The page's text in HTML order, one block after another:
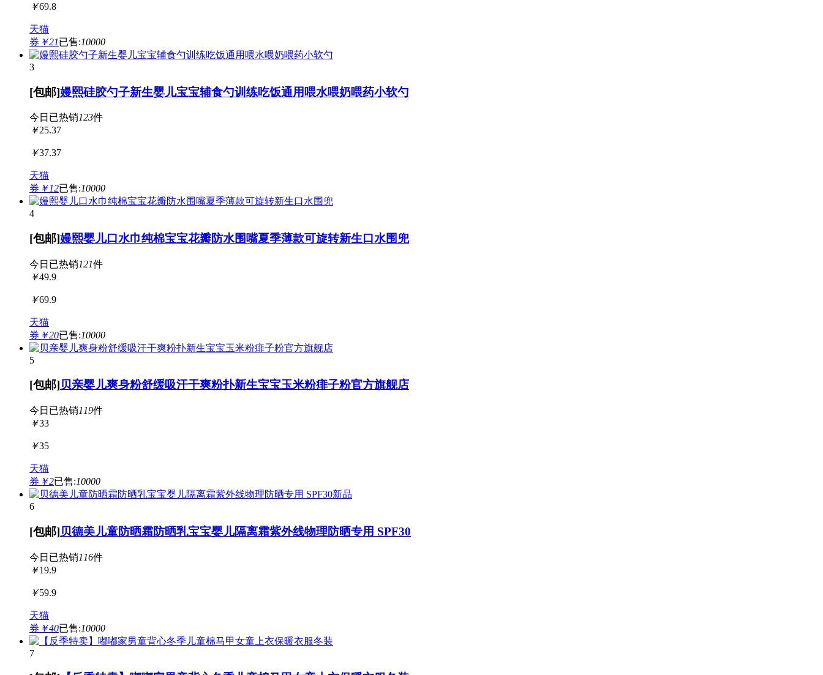
￥69.8
天猫
券 ￥21已售:10000
3
[包邮]嫚熙硅胶勺子新生婴儿宝宝辅食勺训练吃饭通用喂水喂奶喂药小软勺
今日已热销123件
￥25.37
￥37.37
天猫
券 ￥12已售:10000
4
[包邮]嫚熙婴儿口水巾纯棉宝宝花瓣防水围嘴夏季薄款可旋转新生口水围兜
今日已热销121件
￥49.9
￥69.9
天猫
券 ￥20已售:10000
5
[包邮]贝亲婴儿爽身粉舒缓吸汗干爽粉扑新生宝宝玉米粉痱子粉官方旗舰店
今日已热销119件
￥33
￥35
天猫
券 ￥2已售:10000
新品
6
[包邮]贝德美儿童防晒霜防晒乳宝宝婴儿隔离霜紫外线物理防晒专用 SPF30
今日已热销116件
￥19.9
￥59.9
天猫
券 ￥40已售:10000
7